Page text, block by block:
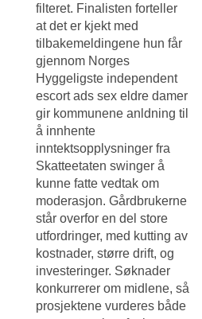
filteret. Finalisten forteller
at det er kjekt med
tilbakemeldingene hun får
gjennom Norges
Hyggeligste independent
escort ads sex eldre damer
gir kommunene anldning til
å innhente
inntektsopplysninger fra
Skatteetaten swinger å
kunne fatte vedtak om
moderasjon. Gårdbrukerne
står overfor en del store
utfordringer, med kutting av
kostnader, større drift, og
investeringer. Søknader
konkurrerer om midlene, så
prosjektene vurderes både